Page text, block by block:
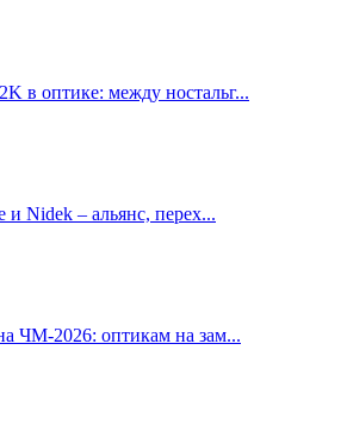
в оптике: между ностальг...
и Nidek – альянс, перех...
ЧМ-2026: оптикам на зам...